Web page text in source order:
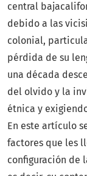
central
debido a las
colonial,
pérdida de su
una década
del olvido y la
étnica y
En este artículo
factores que les
configuración de